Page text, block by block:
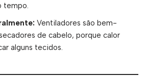
tempo.
Ventiladores são bem-
de cabelo, porque calor
alguns tecidos.